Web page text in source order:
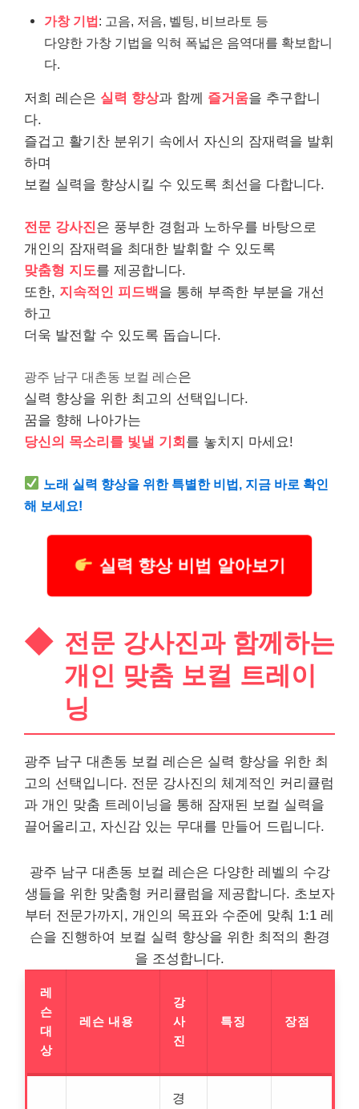
가창 기법: 고음, 저음, 벨팅, 비브라토 등
다양한 가창 기법을 익혀 폭넓은 음역대를 확보합니
다.
저희 레슨은 실력 향상과 함께 즐거움을 추구합니
다.
즐겁고 활기찬 분위기 속에서 자신의 잠재력을 발휘
하며
보컬 실력을 향상시킬 수 있도록 최선을 다합니다.
전문 강사진은 풍부한 경험과 노하우를 바탕으로
개인의 잠재력을 최대한 발휘할 수 있도록
맞춤형 지도를 제공합니다.
또한, 지속적인 피드백을 통해 부족한 부분을 개선
하고
더욱 발전할 수 있도록 돕습니다.
광주 남구 대촌동 보컬 레슨은
실력 향상을 위한 최고의 선택입니다.
꿈을 향해 나아가는
당신의 목소리를 빛낼 기회 를 놓치지 마세요!
노래 실력 향상을 위한 특별한 비법, 지금 바로 확인
해 보세요!
실력 향상 비법 알아보기
전문 강사진과 함께하는
개인 맞춤 보컬 트레이
닝
광주 남구 대촌동 보컬 레슨은 실력 향상을 위한 최
고의 선택입니다. 전문 강사진의 체계적인 커리큘럼
과 개인 맞춤 트레이닝을 통해 잠재된 보컬 실력을
끌어올리고, 자신감 있는 무대를 만들어 드립니다.
광주 남구 대촌동 보컬 레슨은 다양한 레벨의 수강
생들을 위한 맞춤형 커리큘럼을 제공합니다. 초보자
부터 전문가까지, 개인의 목표와 수준에 맞춰 1:1 레
슨을 진행하여 보컬 실력 향상을 위한 최적의 환경
을 조성합니다.
레
슨
대
상
레슨 내용
강
사
진
특징 장점
경